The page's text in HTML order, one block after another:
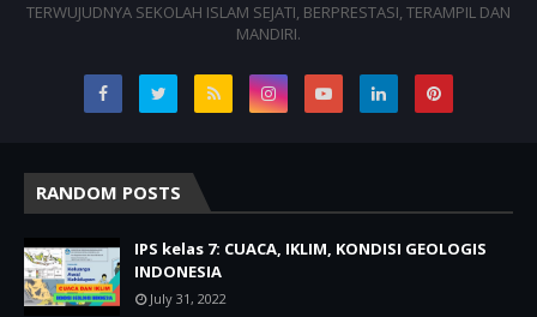
TERWUJUDNYA SEKOLAH ISLAM SEJATI, BERPRESTASI, TERAMPIL DAN
MANDIRI.
RANDOM POSTS
IPS kelas 7: CUACA, IKLIM, KONDISI GEOLOGIS
INDONESIA
July 31, 2022